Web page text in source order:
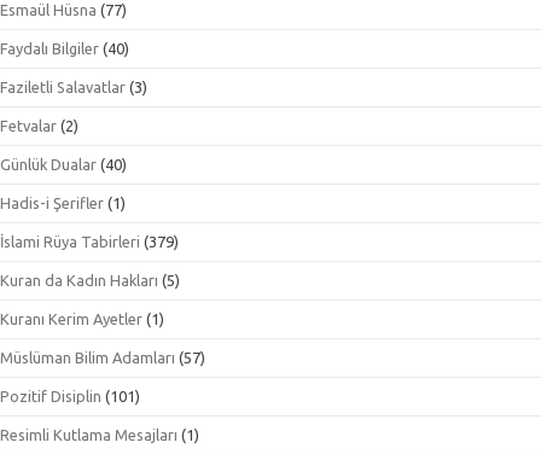
Esmaül Hüsna (77)
Faydalı Bilgiler (40)
Faziletli Salavatlar (3)
Fetvalar (2)
Günlük Dualar (40)
Hadis-i Şerifler (1)
İslami Rüya Tabirleri (379)
Kuran da Kadın Hakları (5)
Kuranı Kerim Ayetler (1)
Müslüman Bilim Adamları (57)
Pozitif Disiplin (101)
Resimli Kutlama Mesajları (1)